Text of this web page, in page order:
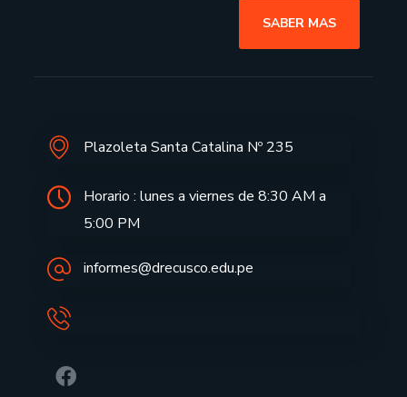
SABER MAS
Plazoleta Santa Catalina Nº 235
Horario : lunes a viernes de 8:30 AM a
5:00 PM
informes@drecusco.edu.pe